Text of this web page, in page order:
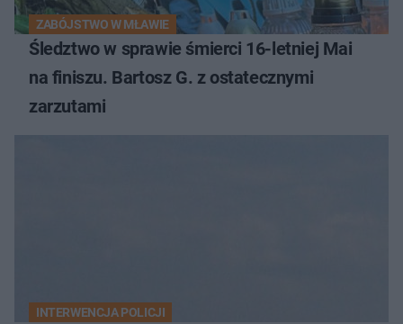
ZABÓJSTWO W MŁAWIE
Śledztwo w sprawie śmierci 16-letniej Mai
na finiszu. Bartosz G. z ostatecznymi
zarzutami
INTERWENCJA POLICJI